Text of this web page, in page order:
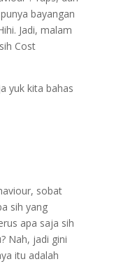
bayangan
Jadi, malam
Cost
yuk kita bahas
sobat
sih yang
apa saja sih
Nah, jadi gini
itu adalah